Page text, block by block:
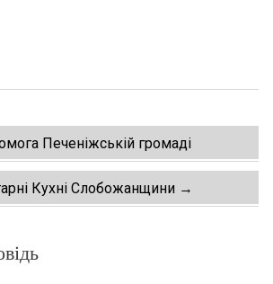
Печеніжській громаді
Кухні Слобожанщини →